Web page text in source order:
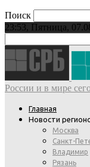
Поиск
23:53, Пятница,
России и в мире
Главная
Новости
Москва
Санкт-
Владимир
Рязань